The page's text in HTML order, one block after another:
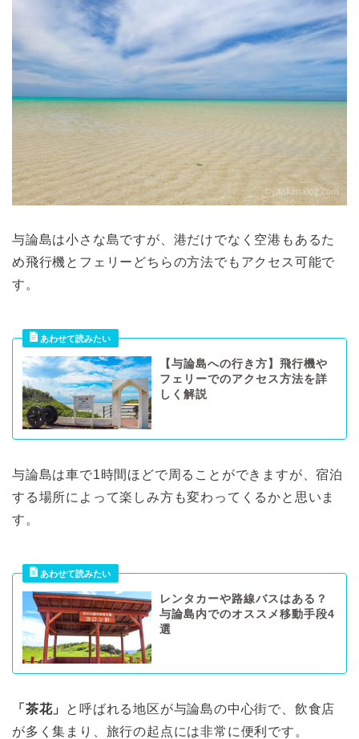
与論島は小さな島ですが、港だけでなく空港もあるた
め飛行機とフェリーどちらの方法でもアクセス可能で
す。
【与論島への行き方】飛行機や
フェリーでのアクセス方法を詳
しく解説
与論島は車で1時間ほどで周ることができますが、宿泊
する場所によって楽しみ方も変わってくるかと思いま
す。
レンタカーや路線バスはある？
与論島内でのオススメ移動手段4
選
「茶花」
と呼ばれる地区が与論島の中心街で、飲食店
が多く集まり、旅行の起点には非常に便利です。